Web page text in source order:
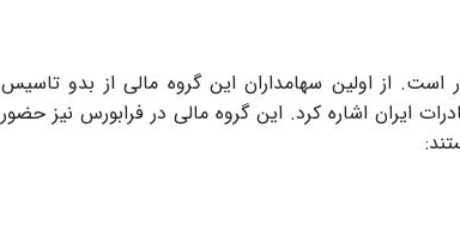
از اولین سهامداران این گروه مالی از بدو تاسیس
ایران اشاره کرد. این گروه مالی در فرابورس نیز حضور